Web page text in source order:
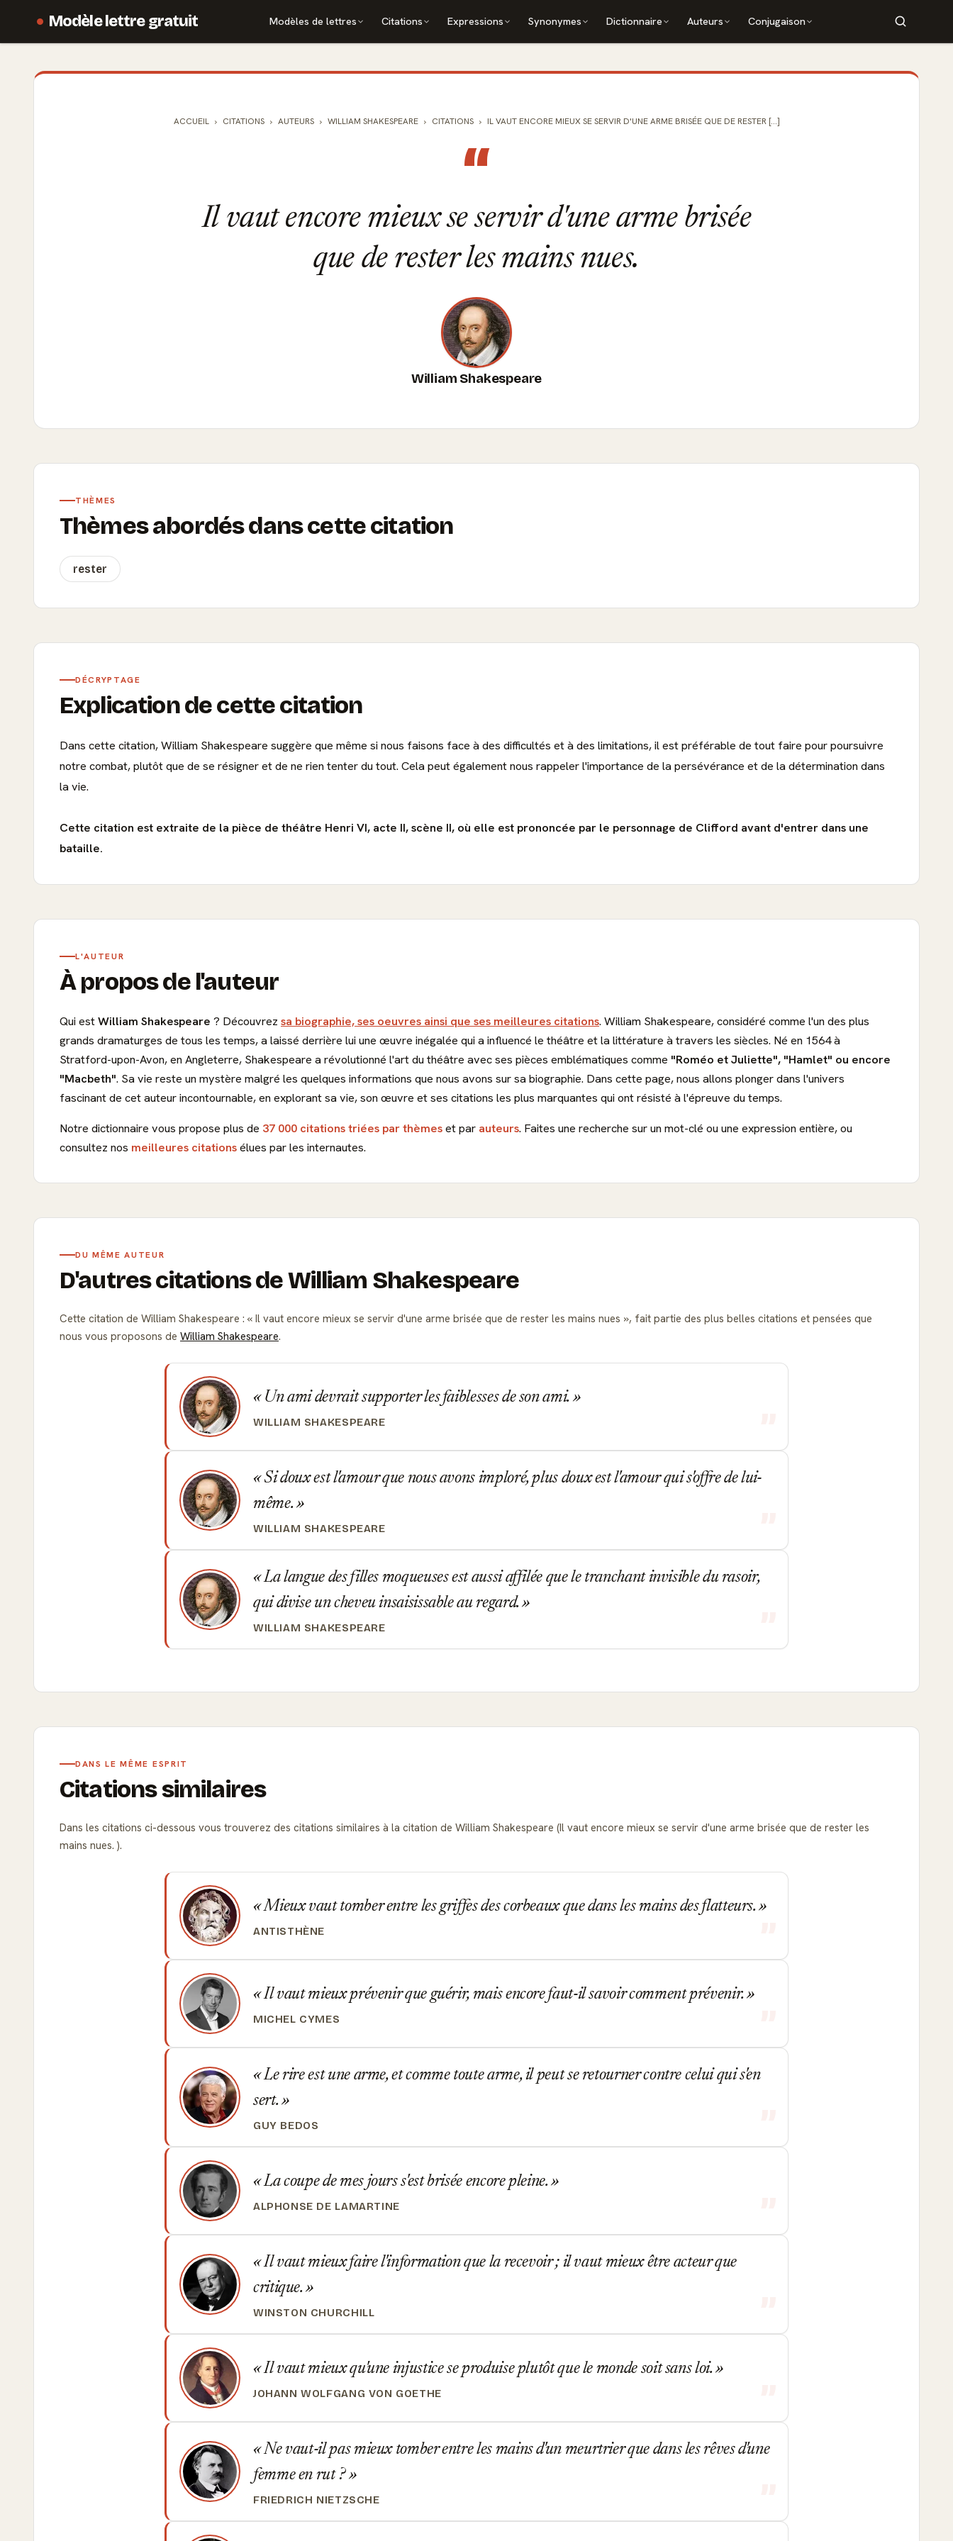
Modèle lettre gratuit Modèles de lettres Citations Expressions Synonymes Dictionnaire Auteurs Conjugaison
ACCUEIL CITATIONS AUTEURS WILLIAM SHAKESPEARE CITATIONS IL VAUT ENCORE MIEUX SE SERVIR D'UNE ARME BRISÉE QUE DE RESTER [...]
“
Il vaut encore mieux se servir d'une arme brisée
que de rester les mains nues.
William Shakespeare
THÈMES
Thèmes abordés dans cette citation
rester
DÉCRYPTAGE
Explication de cette citation
Dans cette citation, William Shakespeare suggère que même si nous faisons face à des difficultés et à des limitations, il est préférable de tout faire pour poursuivre
notre combat, plutôt que de se résigner et de ne rien tenter du tout. Cela peut également nous rappeler l'importance de la persévérance et de la détermination dans
la vie.
Cette citation est extraite de la pièce de théâtre Henri VI, acte II, scène II, où elle est prononcée par le personnage de Clifford avant d'entrer dans une
bataille.
L'AUTEUR
À propos de l'auteur
Qui estWilliam Shakespeare ? Découvrez sa biographie, ses oeuvres ainsi que ses meilleures citations. William Shakespeare, considéré comme l'un des plus
grands dramaturges de tous les temps, a laissé derrière lui une œuvre inégalée qui a influencé le théâtre et la littérature à travers les siècles. Né en 1564 à
Stratford-upon-Avon, en Angleterre, Shakespeare a révolutionné l'art du théâtre avec ses pièces emblématiques comme "Roméo et Juliette", "Hamlet" ou encore
"Macbeth". Sa vie reste un mystère malgré les quelques informations que nous avons sur sa biographie. Dans cette page, nous allons plonger dans l'univers
fascinant de cet auteur incontournable, en explorant sa vie, son œuvre et ses citations les plus marquantes qui ont résisté à l'épreuve du temps.
Notre dictionnaire vous propose plus de 37 000 citations triées par thèmeset par auteurs. Faites une recherche sur un mot-clé ou une expression entière, ou
consultez nos meilleures citationsélues par les internautes.
DU MÊME AUTEUR
D'autres citations de William Shakespeare
Cette citation de William Shakespeare : Il vaut encore mieux se servir d'une arme brisée que de rester les mains nues
, fait partie des plus belles citations et pensées que
nous vous proposons de William Shakespeare.
Un ami devrait supporter les faiblesses de son ami.
WILLIAM SHAKESPEARE
Si doux est l'amour que nous avons imploré, plus doux est l'amour qui s'offre de lui-
même.
WILLIAM SHAKESPEARE
La langue des filles moqueuses est aussi affilée que le tranchant invisible du rasoir,
qui divise un cheveu insaisissable au regard.
WILLIAM SHAKESPEARE
DANS LE MÊME ESPRIT
Citations similaires
Dans les citations ci-dessous vous trouverez des citations similaires à la citation de William Shakespeare (Il vaut encore mieux se servir d'une arme brisée que de rester les
mains nues. ).
Mieux vaut tomber entre les griffes des corbeaux que dans les mains des flatteurs.
ANTISTHÈNE
Il vaut mieux prévenir que guérir, mais encore faut-il savoir comment prévenir.
MICHEL CYMES
Le rire est une arme, et comme toute arme, il peut se retourner contre celui qui s'en
sert.
GUY BEDOS
La coupe de mes jours s'est brisée encore pleine.
ALPHONSE DE LAMARTINE
Il vaut mieux faire l'information que la recevoir ; il vaut mieux être acteur que
critique.
WINSTON CHURCHILL
Il vaut mieux qu'une injustice se produise plutôt que le monde soit sans loi.
JOHANN WOLFGANG VON GOETHE
Ne vaut-il pas mieux tomber entre les mains d'un meurtrier que dans les rêves d'une
femme en rut ?
FRIEDRICH NIETZSCHE